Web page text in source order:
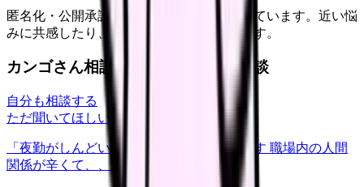
匿名化・公開承認済みの本音だけを表示しています。近い悩
みに共感したり、自分の状況を投稿できます。
カンゴさん相談室から共有された相談
自分も相談する
ただ聞いてほしい
relationships 2026/6/13
「夜勤がしんどい」について相談したいです 職場内の人間
関係が辛くて、、、